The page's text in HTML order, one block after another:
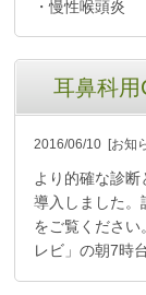
・慢性喉頭炎
耳鼻科用
2016/06/10 [お知
より的確な診
導入しました。
をご覧くださ
レビ」の朝7時